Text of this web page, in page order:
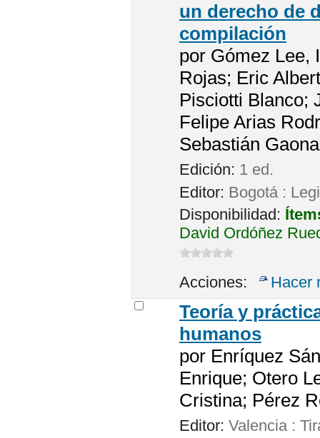
un derecho de
compilación
por Gómez Lee,
Rojas; Eric
Pisciotti Blanco;
Felipe Arias
Sebastián
Edición: 1 ed.
Editor: Bogotá :
Disponibilidad:
David Ordóñez
Acciones: Hacer
Teoría y
humanos
por Enríquez
Enrique; Otero
Cristina; Pérez
Editor: Valencia :